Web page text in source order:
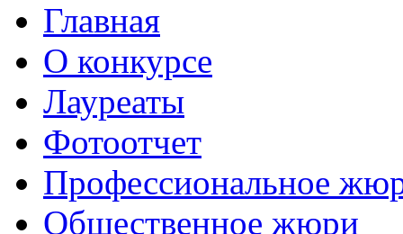
Главная
О конкурсе
Лауреаты
Фотоотчет
Профессиональное
Общественное жюри